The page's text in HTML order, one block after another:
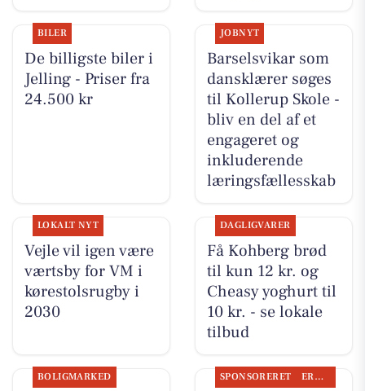
BILER
De billigste biler i
Jelling - Priser fra
24.500 kr
JOBNYT
Barselsvikar som
dansklærer søges
til Kollerup Skole -
bliv en del af et
engageret og
inkluderende
læringsfællesskab
LOKALT NYT
Vejle vil igen være
værtsby for VM i
kørestolsrugby i
2030
DAGLIGVARER
Få Kohberg brød
til kun 12 kr. og
Cheasy yoghurt til
10 kr. - se lokale
tilbud
BOLIGMARKED SPONSORERET ERHVERV